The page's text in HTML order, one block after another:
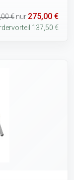
€ nur 275,00 €
137,50 €